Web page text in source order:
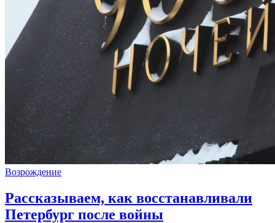
Возрождение
Рассказываем, как восстанавливали
Петербург после войны